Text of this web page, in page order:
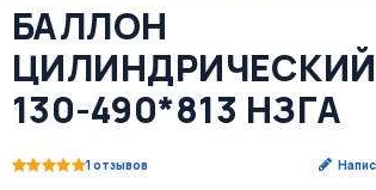
БАЛЛОН
ЦИЛИНДРИЧЕСКИЙ
130-490*813 НЗГА
1 отзывов